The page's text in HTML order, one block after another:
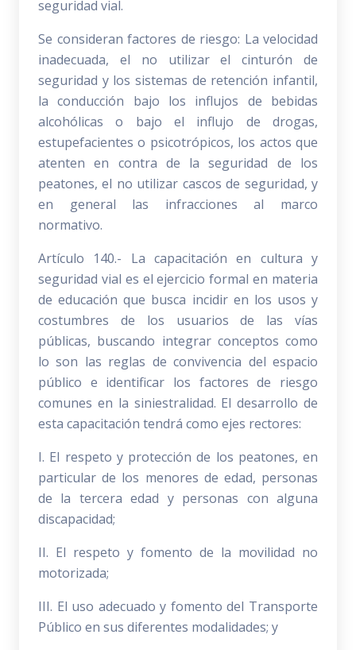
seguridad vial.
Se consideran factores de riesgo: La velocidad
inadecuada, el no utilizar el cinturón de
seguridad y los sistemas de retención infantil,
la conducción bajo los influjos de bebidas
alcohólicas o bajo el influjo de drogas,
estupefacientes o psicotrópicos, los actos que
atenten en contra de la seguridad de los
peatones, el no utilizar cascos de seguridad, y
en general las infracciones al marco
normativo.
Artículo 140.- La capacitación en cultura y
seguridad vial es el ejercicio formal en materia
de educación que busca incidir en los usos y
costumbres de los usuarios de las vías
públicas, buscando integrar conceptos como
lo son las reglas de convivencia del espacio
público e identificar los factores de riesgo
comunes en la siniestralidad. El desarrollo de
esta capacitación tendrá como ejes rectores:
I. El respeto y protección de los peatones, en
particular de los menores de edad, personas
de la tercera edad y personas con alguna
discapacidad;
II. El respeto y fomento de la movilidad no
motorizada;
III. El uso adecuado y fomento del Transporte
Público en sus diferentes modalidades; y